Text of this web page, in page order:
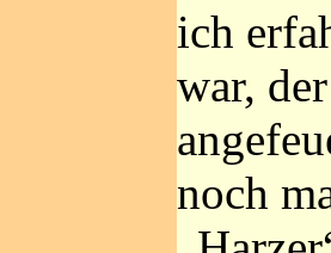
ich
war,
noch